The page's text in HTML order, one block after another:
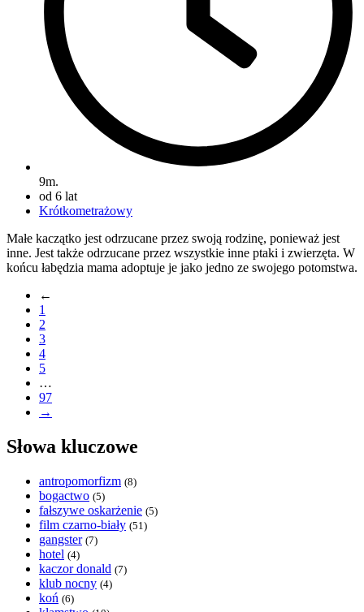
9m.
od 6 lat
Krótkometrażowy
Małe kaczątko jest odrzucane przez swoją rodzinę, ponieważ jest
inne. Jest także odrzucane przez wszystkie inne ptaki i zwierzęta. W
końcu łabędzia mama adoptuje je jako jedno ze swojego potomstwa.
←
1
2
3
4
5
…
97
→
Słowa kluczowe
antropomorfizm (8)
bogactwo (5)
fałszywe oskarżenie (5)
film czarno-biały (51)
gangster (7)
hotel (4)
kaczor donald (7)
klub nocny (4)
koń (6)